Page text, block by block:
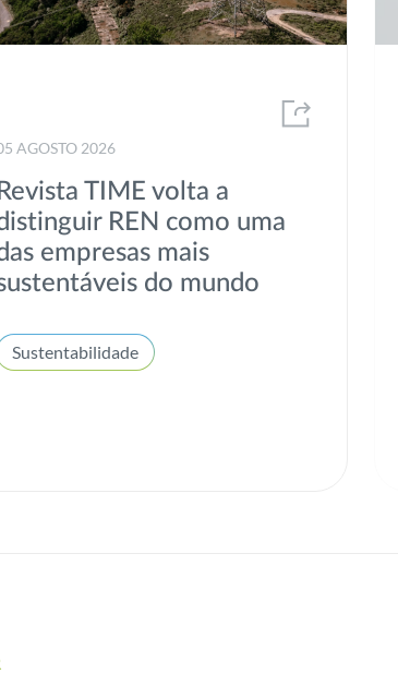
AGOSTO 2026
Revista TIME volta a
REN como uma
empresas mais
do mundo
Sustentabilidade